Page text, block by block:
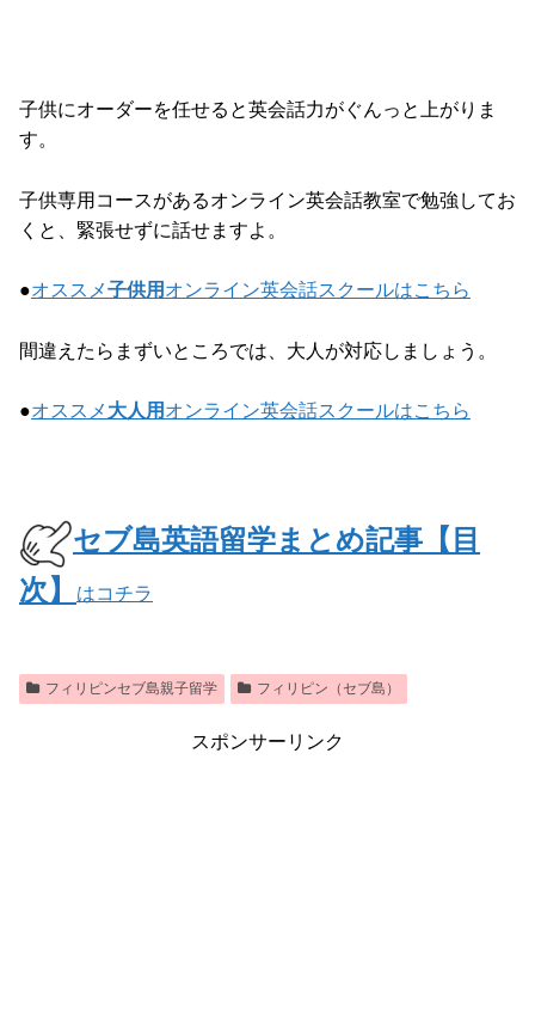
子供にオーダーを任せると英会話力がぐんっと上がりま
す。
子供専用コースがあるオンライン英会話教室で勉強してお
くと、緊張せずに話せますよ。
●オススメ子供用 オンライン英会話スクールはこちら
間違えたらまずいところでは、大人が対応しましょう。
●オススメ 大人用 オンライン英会話スクールはこちら
セブ島英語留学まとめ記事【目
次】
はコチラ
フィリピンセブ島親子留学 フィリピン（セブ島）
スポンサーリンク